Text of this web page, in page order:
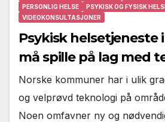
PERSONLIG HELSE
PSYKISK OG FYSISK
VIDEOKONSULTASJONER
Psykisk helsetjeneste
må spille på lag med
Norske kommuner har i ulik
og velprøvd teknologi på
Noen omfavner ny og